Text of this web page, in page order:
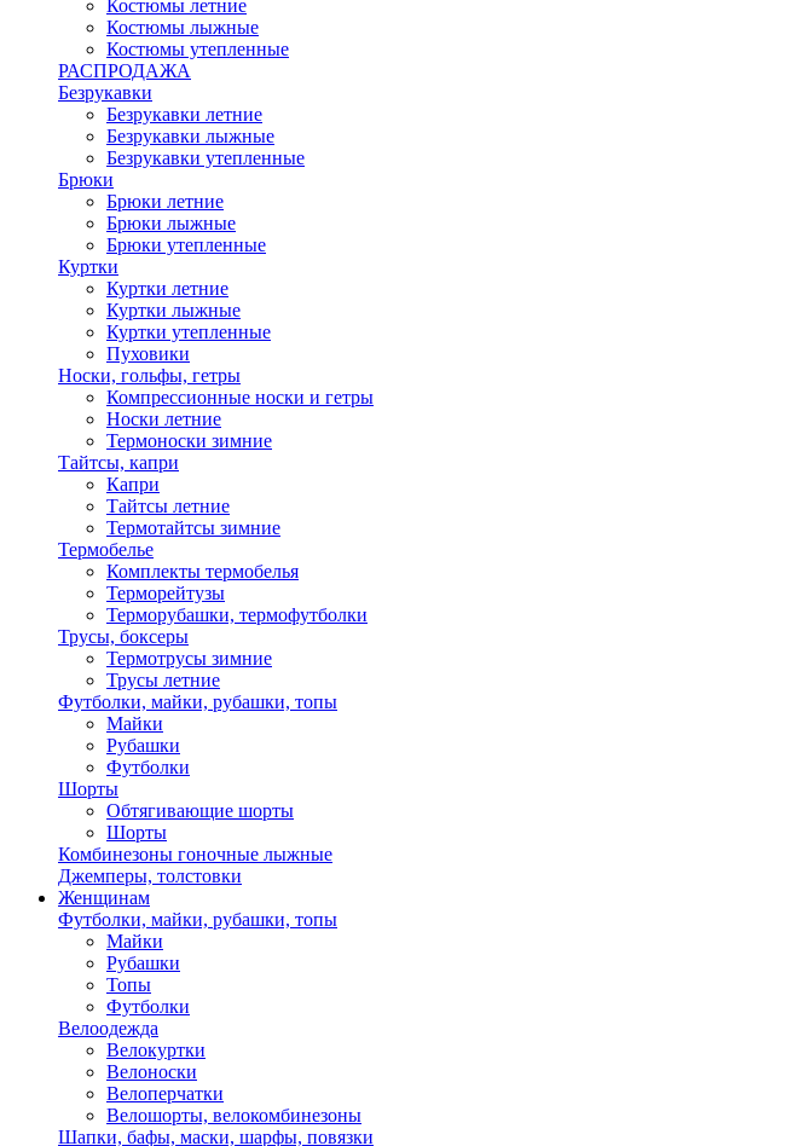
Костюмы летние
Костюмы лыжные
Костюмы утепленные
РАСПРОДАЖА
Безрукавки
Безрукавки летние
Безрукавки лыжные
Безрукавки утепленные
Брюки
Брюки летние
Брюки лыжные
Брюки утепленные
Куртки
Куртки летние
Куртки лыжные
Куртки утепленные
Пуховики
Носки, гольфы, гетры
Компрессионные носки и гетры
Носки летние
Термоноски зимние
Тайтсы, капри
Капри
Тайтсы летние
Термотайтсы зимние
Термобелье
Комплекты термобелья
Терморейтузы
Терморубашки, термофутболки
Трусы, боксеры
Термотрусы зимние
Трусы летние
Футболки, майки, рубашки, топы
Майки
Рубашки
Футболки
Шорты
Обтягивающие шорты
Шорты
Комбинезоны гоночные лыжные
Джемперы, толстовки
Женщинам
Футболки, майки, рубашки, топы
Майки
Рубашки
Топы
Футболки
Велоодежда
Велокуртки
Велоноски
Велоперчатки
Велошорты, велокомбинезоны
Шапки, бафы, маски, шарфы, повязки